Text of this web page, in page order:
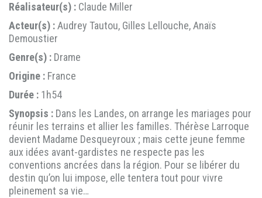
Réalisateur(s) : Claude Miller
Acteur(s) :Audrey Tautou, Gilles Lellouche, Anaïs
Demoustier
Genre(s) : Drame
Origine : France
Durée : 1h54
Synopsis : Dans les Landes, on arrange les mariages pour
réunir les terrains et allier les familles. Thérèse Larroque
devient Madame Desqueyroux ; mais cette jeune femme
aux idées avant-gardistes ne respecte pas les
conventions ancrées dans la région. Pour se libérer du
destin qu’on lui impose, elle tentera tout pour vivre
pleinement sa vie…